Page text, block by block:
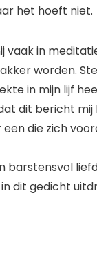
het hoeft niet.
in
worden.
in mijn lijf
dit bericht
een die zich
barstensvol
dit gedicht